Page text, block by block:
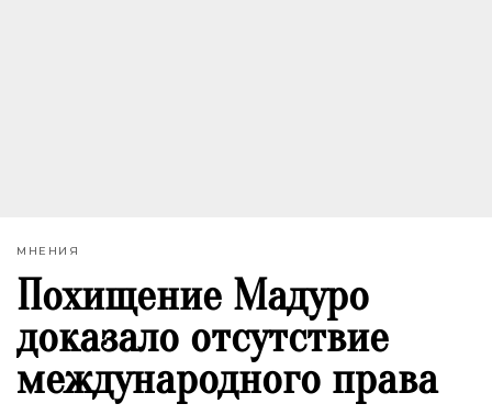
МНЕНИЯ
Похищение Мадуро
доказало отсутствие
международного права